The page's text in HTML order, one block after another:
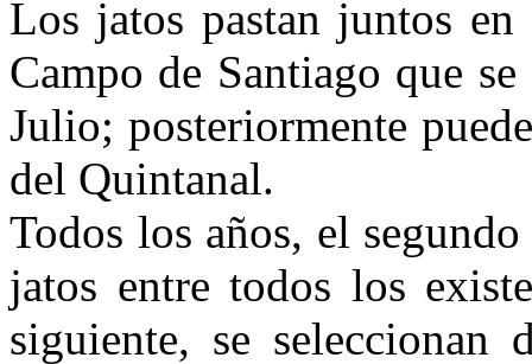
Los jatos pastan juntos
Campo de Santiago que
Julio; posteriormente
del Quintanal.
Todos los años, el
jatos entre todos los
siguiente, se seleccionan